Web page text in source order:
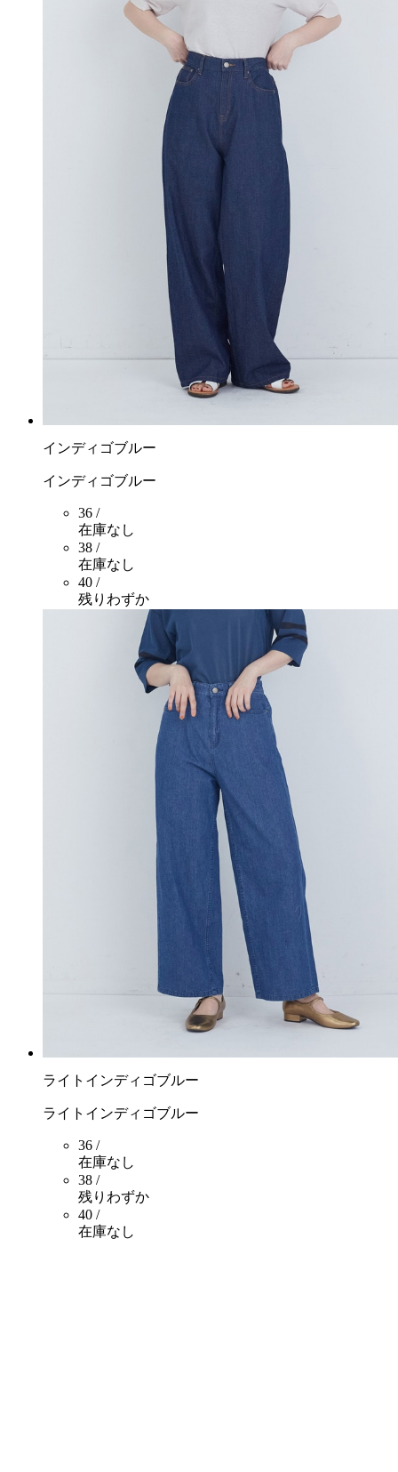
インディゴブルー
インディゴブルー
36 /
在庫なし
38 /
在庫なし
40 /
残りわずか
ライトインディゴブルー
ライトインディゴブルー
36 /
在庫なし
38 /
残りわずか
40 /
在庫なし